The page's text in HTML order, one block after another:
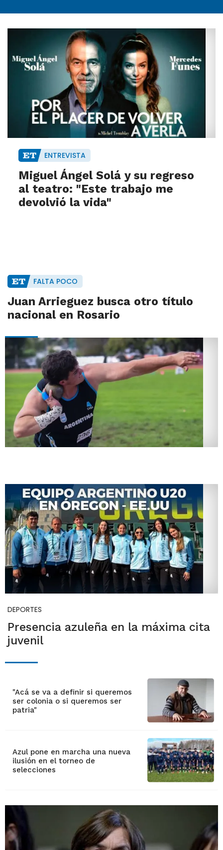
ENTREVISTA
Miguel Ángel Solá y su regreso
al teatro: "Este trabajo me
devolvió la vida"
FALTA POCO
Juan Arrieguez busca otro título
nacional en Rosario
DEPORTES
Presencia azuleña en la máxima cita
juvenil
"Acá se va a definir si queremos
ser colonia o si queremos ser
patria"
Azul pone en marcha una nueva
ilusión en el torneo de
selecciones